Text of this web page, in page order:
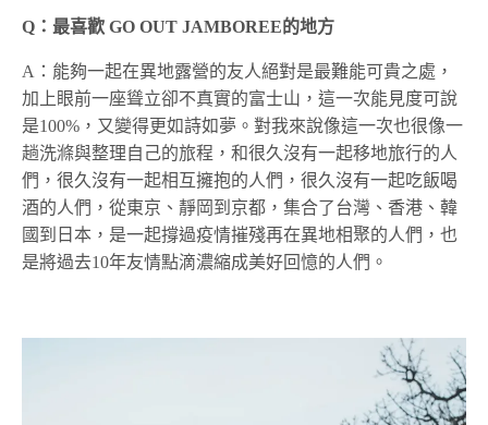
Q ：最喜歡 GO OUT JAMBOREE的地方
A：能夠一起在異地露營的友人絕對是最難能可貴之處，
加上眼前一座聳立卻不真實的富士山，這一次能見度可說
是100%，又變得更如詩如夢。對我來說像這一次也很像一
趟洗滌與整理自己的旅程，和很久沒有一起移地旅行的人
們，很久沒有一起相互擁抱的人們，很久沒有一起吃飯喝
酒的人們，從東京、靜岡到京都，集合了台灣、香港、韓
國到日本，是一起撐過疫情摧殘再在異地相聚的人們，也
是將過去10年友情點滴濃縮成美好回憶的人們。